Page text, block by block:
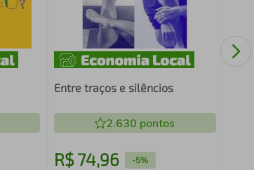
Entre traços e silêncios
2.630 pontos
R$ 74,96 -5%
1